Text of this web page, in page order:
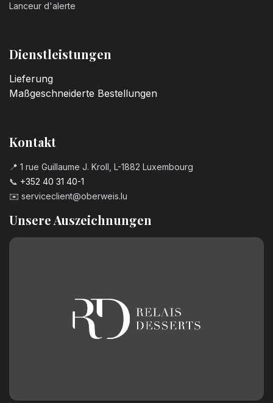
Lanceur d'alerte
Dienstleistungen
Lieferung
Maßgeschneiderte Bestellungen
Kontakt
📍 1 rue Guillaume J. Kroll, L-1882 Luxembourg
📞 +352 40 31 40-1
✉️ serviceclient@oberweis.lu
Unsere Auszeichnungen